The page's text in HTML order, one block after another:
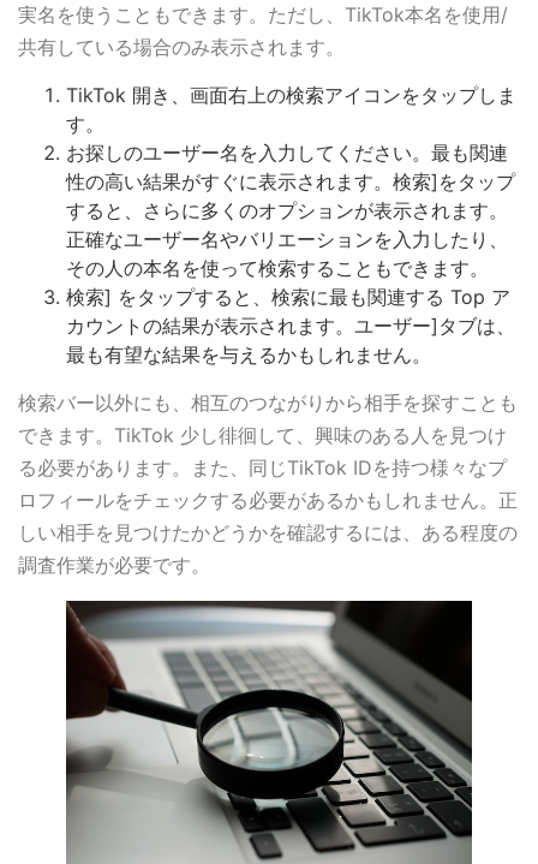
実名を使うこともできます。ただし、TikTok本名を使用/
共有している場合のみ表示されます。
TikTok 開き、画面右上の検索アイコンをタップしま
す。
お探しのユーザー名を入力してください。最も関連
性の高い結果がすぐに表示されます。検索]をタップ
すると、さらに多くのオプションが表示されます。
正確なユーザー名やバリエーションを入力したり、
その人の本名を使って検索することもできます。
検索] をタップすると、検索に最も関連する Top ア
カウントの結果が表示されます。ユーザー]タブは、
最も有望な結果を与えるかもしれません。
検索バー以外にも、相互のつながりから相手を探すことも
できます。TikTok 少し徘徊して、興味のある人を見つけ
る必要があります。また、同じTikTok IDを持つ様々なプ
ロフィールをチェックする必要があるかもしれません。正
しい相手を見つけたかどうかを確認するには、ある程度の
調査作業が必要です。